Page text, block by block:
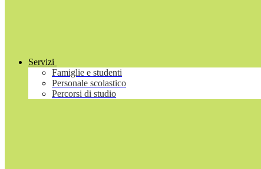
Servizi
Famiglie e studenti
Personale scolastico
Percorsi di studio